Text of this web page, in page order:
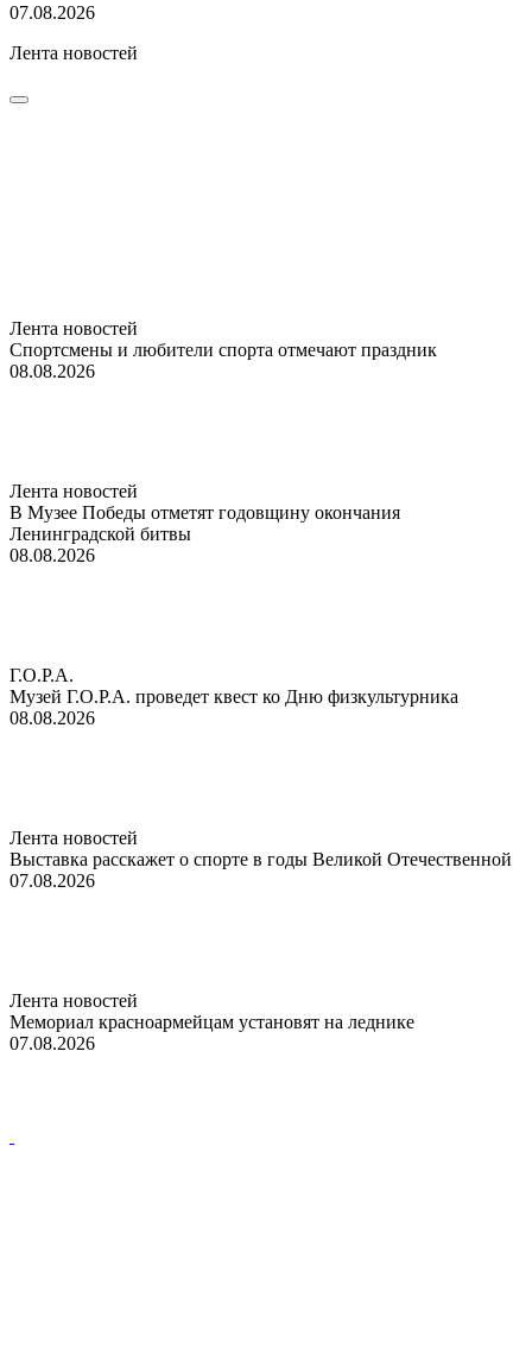
07.08.2026
Лента новостей
Лента новостей
Спортсмены и любители спорта отмечают праздник
08.08.2026
Лента новостей
В Музее Победы отметят годовщину окончания
Ленинградской битвы
08.08.2026
Г.О.Р.А.
Музей Г.О.Р.А. проведет квест ко Дню физкультурника
08.08.2026
Лента новостей
Выставка расскажет о спорте в годы Великой Отечественной
07.08.2026
Лента новостей
Мемориал красноармейцам установят на леднике
07.08.2026